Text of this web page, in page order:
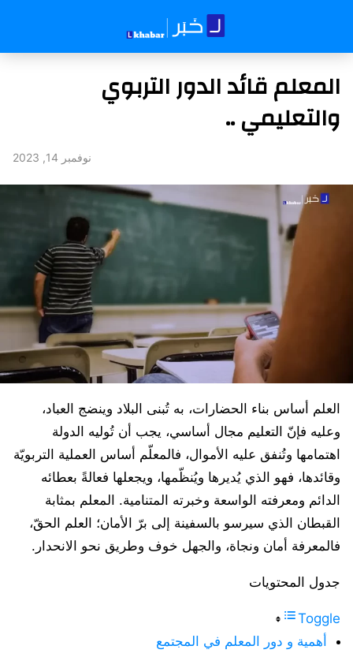
المعلم قائد الدور التربوي
والتعليمي ..
نوفمبر 14, 2023
العلم أساس بناء الحضارات، به تُبنى البلاد وينضج العباد،
وعليه فإنّ التعليم مجال أساسي، يجب أن تُوليه الدولة
اهتمامها وتُنفق عليه الأموال، فالمعلّم أساس العملية التربويّة
وقائدها، فهو الذي يُديرها ويُنظّمها، ويجعلها فعالةً بعطائه
الدائم ومعرفته الواسعة وخبرته المتنامية. المعلم بمثابة
القبطان الذي سيرسو بالسفينة إلى برّ الأمان؛ العلم الحقّ،
فالمعرفة أمان ونجاة، والجهل خوف وطريق نحو الانحدار.
جدول المحتويات
Toggle
أهمية و دور المعلم في المجتمع